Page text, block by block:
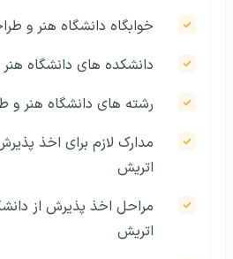
خوابگاه دانشگاه هنر و
دانشکده‌ های دانشگاه
رشته های دانشگاه هنر و
مدارک لازم برای اخذ
اتریش
مراحل اخذ پذیرش از
اتریش